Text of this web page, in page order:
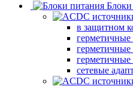
в защитном
герметичные
сетевые